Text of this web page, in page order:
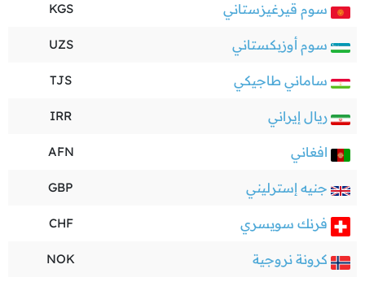
سوم قيرغيزستاني KGS
سوم أوزبكستاني UZS
ساماني طاجيكي TJS
ريال إيراني IRR
افغاني AFN
جنيه إسترليني GBP
فرنك سويسري CHF
كرونة نروجية NOK